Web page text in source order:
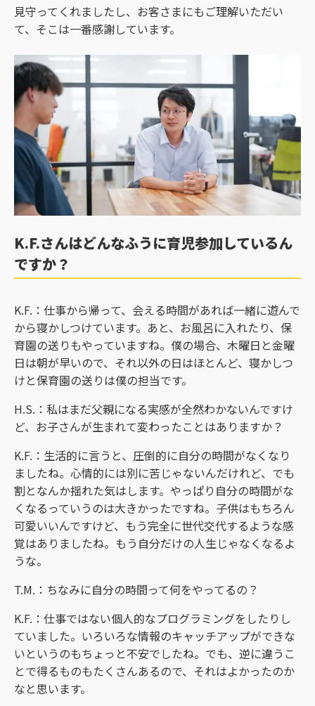
見守ってくれましたし、お客さまにもご理解いただい
て、そこは一番感謝しています。
K.F.さんはどんなふうに育児参加しているん
ですか？
K.F.：仕事から帰って、会える時間があれば一緒に遊んで
から寝かしつけています。あと、お風呂に入れたり、保
育園の送りもやっていますね。僕の場合、木曜日と金曜
日は朝が早いので、それ以外の日はほとんど、寝かしつ
けと保育園の送りは僕の担当です。
H.S.：私はまだ父親になる実感が全然わかないんですけ
ど、お子さんが生まれて変わったことはありますか？
K.F.：生活的に言うと、圧倒的に自分の時間がなくなり
ましたね。心情的には別に苦じゃないんだけれど、でも
割となんか揺れた気はします。やっぱり自分の時間がな
くなるっていうのは大きかったですね。子供はもちろん
可愛いいんですけど、もう完全に世代交代するような感
覚はありましたね。もう自分だけの人生じゃなくなるよ
うな。
T.M.：ちなみに自分の時間って何をやってるの？
K.F.：仕事ではない個人的なプログラミングをしたりし
ていました。いろいろな情報のキャッチアップができな
いというのもちょっと不安でしたね。でも、逆に違うこ
とで得るものもたくさんあるので、それはよかったのか
なと思います。